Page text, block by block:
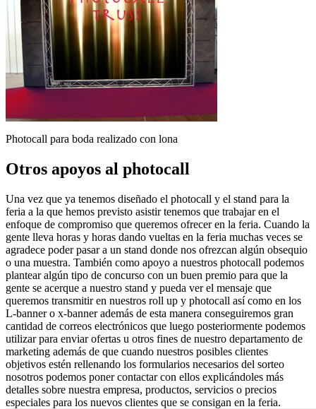
Photocall para boda realizado con lona
Otros apoyos al photocall
Una vez que ya tenemos diseñado el photocall y el stand para la
feria a la que hemos previsto asistir tenemos que trabajar en el
enfoque de compromiso que queremos ofrecer en la feria. Cuando la
gente lleva horas y horas dando vueltas en la feria muchas veces se
agradece poder pasar a un stand donde nos ofrezcan algún obsequio
o una muestra. También como apoyo a nuestros photocall podemos
plantear algún tipo de concurso con un buen premio para que la
gente se acerque a nuestro stand y pueda ver el mensaje que
queremos transmitir en nuestros roll up y photocall así como en los
L-banner o x-banner además de esta manera conseguiremos gran
cantidad de correos electrónicos que luego posteriormente podemos
utilizar para enviar ofertas u otros fines de nuestro departamento de
marketing además de que cuando nuestros posibles clientes
objetivos estén rellenando los formularios necesarios del sorteo
nosotros podemos poner contactar con ellos explicándoles más
detalles sobre nuestra empresa, productos, servicios o precios
especiales para los nuevos clientes que se consigan en la feria.